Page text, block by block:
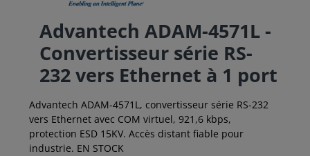
Advantech ADAM-4571L -
Convertisseur série RS-
232 vers Ethernet à 1 port
Advantech ADAM-4571L, convertisseur série RS-232
vers Ethernet avec COM virtuel, 921,6 kbps,
protection ESD 15KV. Accès distant fiable pour
industrie. EN STOCK